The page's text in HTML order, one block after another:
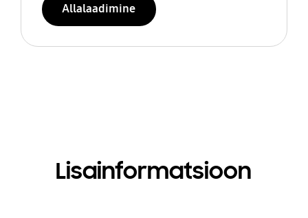
Allalaadimine
Lisainformatsioon